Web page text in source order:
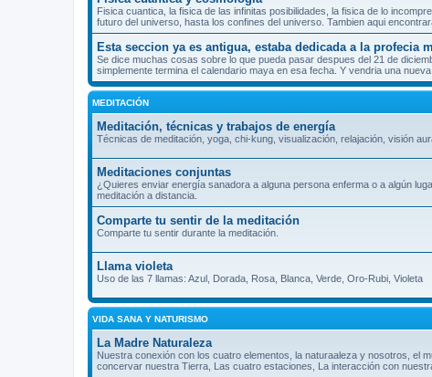
Fisica cuantica, la fisica de las infinitas posibilidades, la fisica de lo
futuro del universo, hasta los confines del universo. Tambien aqui
Esta seccion ya es antigua, estaba dedicada a la profecia
Se dice muchas cosas sobre lo que pueda pasar despues del 21 de
simplemente termina el calendario maya en esa fecha. Y vendria una
MEDITACIÓN
Meditación, técnicas y trabajos de energía
Técnicas de meditación, yoga, chi-kung, visualización, relajación, visión
Meditaciones conjuntas
¿Quieres enviar energía sanadora a alguna persona enferma o a algún
meditación a distancia.
Comparte tu sentir de la meditación
Comparte tu sentir durante la meditación.
Llama violeta
Uso de las 7 llamas: Azul, Dorada, Rosa, Blanca, Verde, Oro-Rubi, Violeta
VIDA SANA Y NATURISMO
La Madre Naturaleza
Nuestra conexión con los cuatro elementos, la naturaaleza y nosotros, el
concervar nuestra Tierra, Las cuatro estaciones, La interacción con